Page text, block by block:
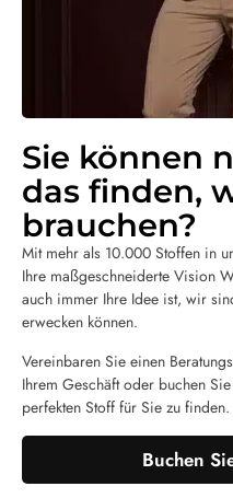
Sie können
das finden,
brauchen?
Mit mehr als 10.000 Stoffen in
Ihre maßgeschneiderte Vision
auch immer Ihre Idee ist, wir
erwecken können.
Vereinbaren Sie einen
Ihrem Geschäft oder buchen
perfekten Stoff für Sie zu finden.
Buchen